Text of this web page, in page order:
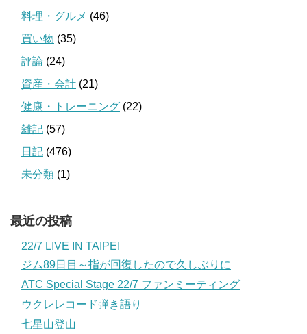
料理・グルメ (46)
買い物 (35)
評論 (24)
資産・会計 (21)
健康・トレーニング (22)
雑記 (57)
日記 (476)
未分類 (1)
最近の投稿
22/7 LIVE IN TAIPEI
ジム89日目～指が回復したので久しぶりに
ATC Special Stage 22/7 ファンミーティング
ウクレレコード弾き語り
七星山登山